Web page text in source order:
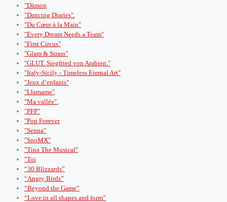
"Dämon
"Dancing Diaries".
"Du Cœur à la Main"
"Every Dream Needs a Team"
"First Circus"
"Glam & Strass"
"GLUT. Siegfried von Arabien."
"Italy-Sicily - Timeless Eternal Art"
"Jeux d’enfants"
"Llamame"
"Ma vallée".
"PFP"
"Pop Forever
"Senna"
"SnoMX"
"Tina The Musical"
"Toi
“30 Blizzards”
“Angry Birds”
“Beyond the Game”
“Love in all shapes and form”